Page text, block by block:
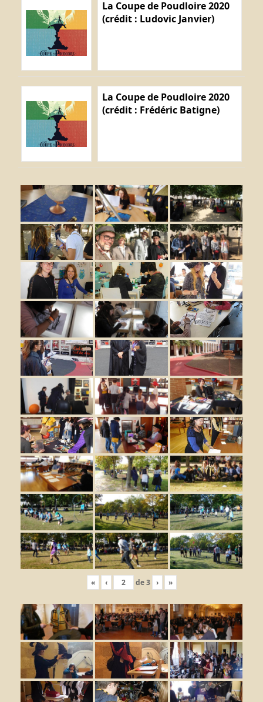
La Coupe de Poudloire 2020
(crédit : Ludovic Janvier)
La Coupe de Poudloire 2020
(crédit : Frédéric Batigne)
« ‹ de3 › »